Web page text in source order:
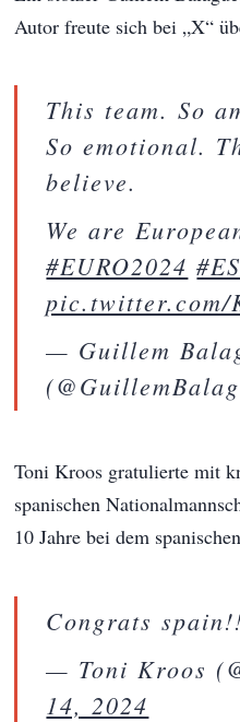
Autor freute sich bei „X“
This team. So
So emotional.
believe.
We are
#EURO2024
pic.twitter.com/
— Guillem
Toni Kroos gratulierte mit
spanischen
10 Jahre bei dem
Congrats
— Toni Kroos
14, 2024